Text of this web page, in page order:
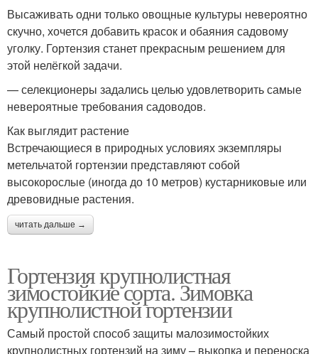
Высаживать одни только овощные культуры невероятно
скучно, хочется добавить красок и обаяния садовому
уголку. Гортензия станет прекрасным решением для
этой нелёгкой задачи.
— селекционеры задались целью удовлетворить самые
невероятные требования садоводов.
Как выглядит растение
Встречающиеся в природных условиях экземпляры
метельчатой гортензии представляют собой
высокорослые (иногда до 10 метров) кустарниковые или
древовидные растения.
читать дальше →
Гортензия крупнолистная
зимостойкие сорта. Зимовка
крупнолистной гортензии
Самый простой способ защиты малозимостойких
крупнолистных гортензий на зиму – выкопка и переноска